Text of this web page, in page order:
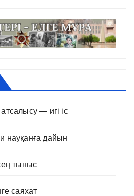
— игі іс
науқанға дайын
тыныс
саяхат